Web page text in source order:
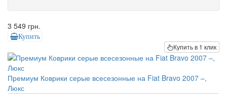
3 549 грн.
Купить
Купить в 1 клик
Премиум Коврики серые всесезонные на Fiat Bravo 2007 –,
Люкс